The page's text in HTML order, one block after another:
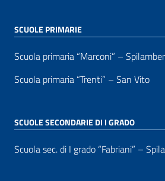
SCUOLE PRIMARIE
Scuola primaria “Marconi” –
Scuola primaria “Trenti” – San Vito
SCUOLE SECONDARIE DI I GRADO
Scuola sec. di I grado “Fabriani” –